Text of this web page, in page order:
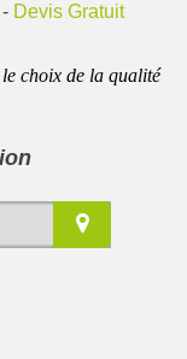
Devis Gratuit
choix de la qualité